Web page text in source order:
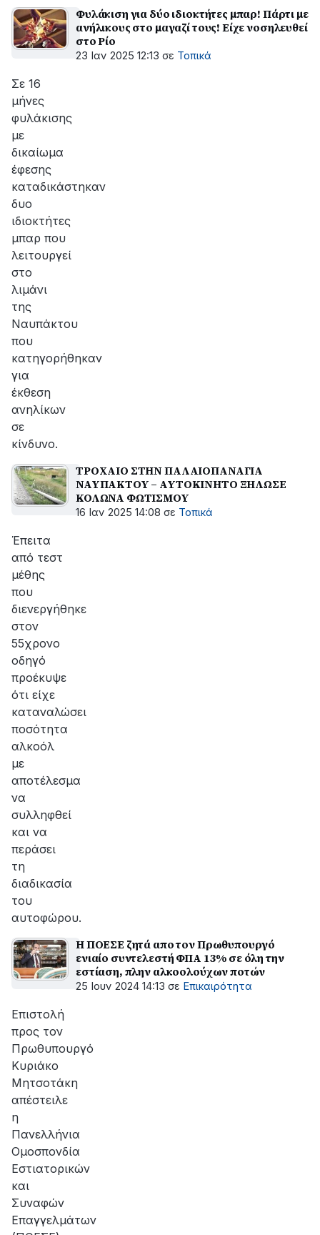
Φυλάκιση για δύο ιδιοκτήτες μπαρ! Πάρτι με
ανήλικους στο μαγαζί τους! Είχε νοσηλευθεί
στο Ρίο
23 Ιαν 2025 12:13 σε Τοπικά
Σε 16
μήνες
φυλάκισης
με
δικαίωμα
έφεσης
καταδικάστηκαν
δυο
ιδιοκτήτες
μπαρ που
λειτουργεί
στο
λιμάνι
της
Ναυπάκτου
που
κατηγορήθηκαν
για
έκθεση
ανηλίκων
σε
κίνδυνο.
ΤΡΟΧΑΙΟ ΣΤΗΝ ΠΑΛΑΙΟΠΑΝΑΓΙΑ
ΝΑΥΠΑΚΤΟΥ – ΑΥΤΟΚΙΝΗΤΟ ΞΗΛΩΣΕ
ΚΟΛΩΝΑ ΦΩΤΙΣΜΟΥ
16 Ιαν 2025 14:08 σε Τοπικά
Έπειτα
από τεστ
μέθης
που
διενεργήθηκε
στον
55χρονο
οδηγό
προέκυψε
ότι είχε
καταναλώσει
ποσότητα
αλκοόλ
με
αποτέλεσμα
να
συλληφθεί
και να
περάσει
τη
διαδικασία
του
αυτοφώρου.
Η ΠΟΕΣΕ ζητά απο τον Πρωθυπουργό
ενιαίο συντελεστή ΦΠΑ 13% σε όλη την
εστίαση, πλην αλκοολούχων ποτών
25 Ιουν 2024 14:13 σε Επικαιρότητα
Eπιστολή
προς τον
Πρωθυπουργό
Κυριάκο
Μητσοτάκη
απέστειλε
η
Πανελλήνια
Ομοσπονδία
Εστιατορικών
και
Συναφών
Επαγγελμάτων